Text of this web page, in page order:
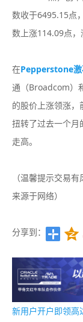
数收于6495.15点
数上涨114.09点，
在Pepperstone激
通（Broadcom）
的股价上涨领涨，
扭转了过去一个月
走高。
（温馨提示交易
来源于网络）
分享到：
新用户开户即领高